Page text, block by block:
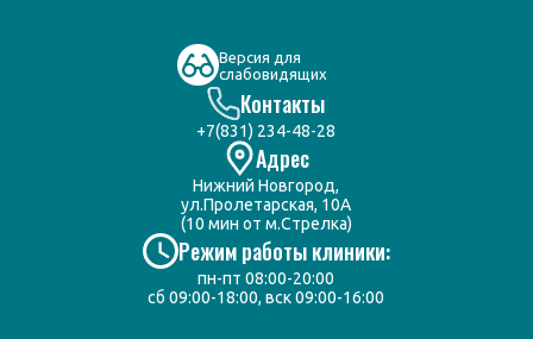
Контакты
+7(831) 234-48-28
Адрес
Нижний Новгород,
ул.Пролетарская, 10А
(10 мин от м.Стрелка)
Режим работы клиники:
пн-пт 08:00-20:00
сб 09:00-18:00, вск 09:00-16:00
Версия для
слабовидящих